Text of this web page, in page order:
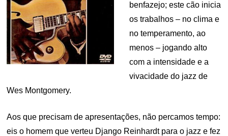
benfazejo; este cão inicia
os trabalhos – no clima e
no temperamento, ao
menos – jogando alto
com a intensidade e a
vivacidade do jazz de
Wes Montgomery.
Aos que precisam de apresentações, não percamos tempo:
eis o homem que verteu Django Reinhardt para o jazz e fez